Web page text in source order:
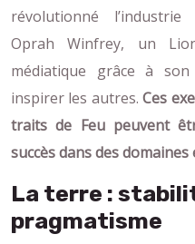
révolutionné
Oprah Winfrey, un
médiatique grâce à
inspirer les autres.Ces
traits de Feu peuvent
succès dans des domaines
La terre :
pragmatisme